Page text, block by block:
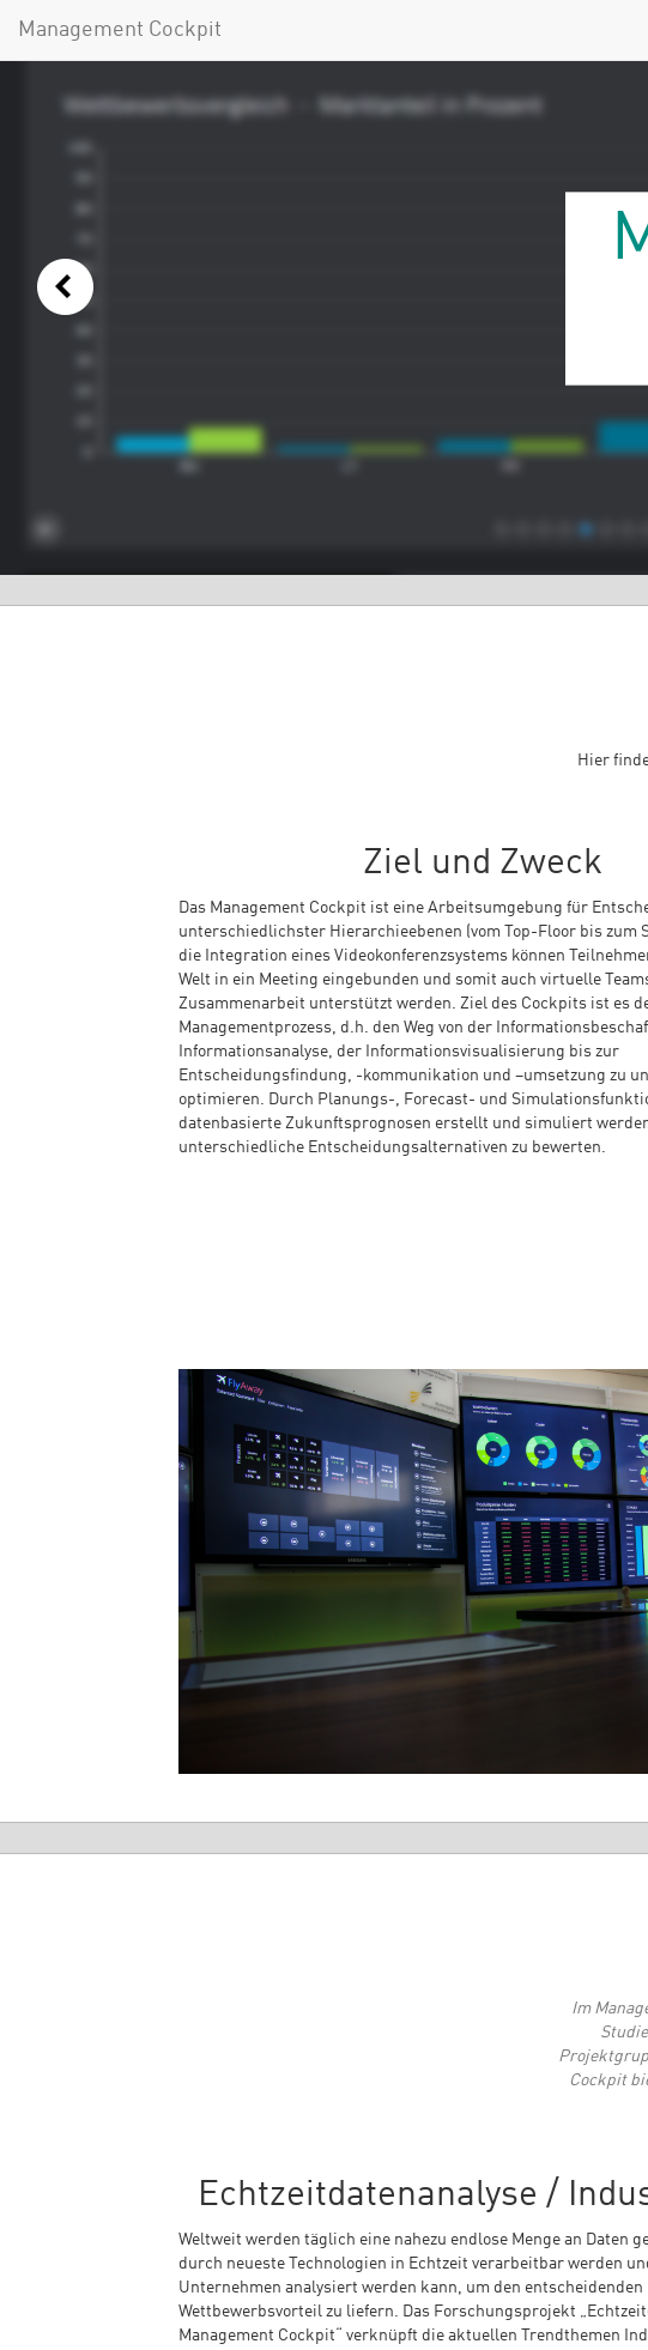
Management Cockpit
Hier
Ziel und Zweck
Das Management Cockpit ist eine Arbeitsumgebung für
unterschiedlichster Hierarchieebenen (vom Top-Floor bis zum
die Integration eines Videokonferenzsystems können
Welt in ein Meeting eingebunden und somit auch virtuelle
Zusammenarbeit unterstützt werden. Ziel des Cockpits ist es
Managementprozess, d.h. den Weg von der
Informationsanalyse, der Informationsvisualisierung bis zur
Entscheidungsfindung, -kommunikation und –umsetzung zu
optimieren. Durch Planungs-, Forecast- und
datenbasierte Zukunftsprognosen erstellt und simuliert
unterschiedliche Entscheidungsalternativen zu bewerten.
Im
Cockpit
Echtzeitdatenanalyse /
Weltweit werden täglich eine nahezu endlose Menge an Daten
durch neueste Technologien in Echtzeit verarbeitbar werden
Unternehmen analysiert werden kann, um den entscheidenden
Wettbewerbsvorteil zu liefern. Das Forschungsprojekt
Management Cockpit“ verknüpft die aktuellen Trendthemen